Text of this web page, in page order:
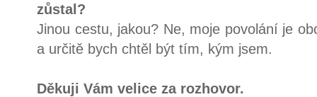
zůstal?
Jinou cestu, jakou? Ne, moje povolání je
a určitě bych chtěl být tím, kým jsem.
Děkuji Vám velice za rozhovor.